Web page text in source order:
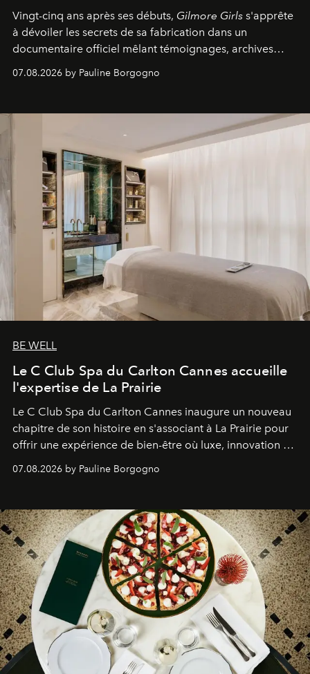
Vingt-cinq ans après ses débuts, Gilmore Girls s'apprête
à dévoiler les secrets de sa fabrication dans un
documentaire officiel mêlant témoignages, archives
générationnel.
07.08.2026 by Pauline Borgogno
BE WELL
Le C Club Spa du Carlton Cannes accueille
l'expertise de La Prairie
Le C Club Spa du Carlton Cannes inaugure un nouveau
chapitre de son histoire en s'associant à La Prairie pour
offrir une expérience de bien-être où luxe, innovation et
07.08.2026 by Pauline Borgogno